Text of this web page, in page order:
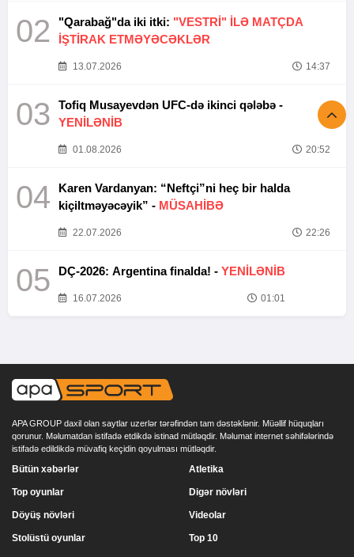
02 "Qarabağ"da iki itki: "VESTRİ" İLƏ MATÇDA
İŞTİRAK ETMƏYƏCƏKLƏR
13.07.2026 14:37
03
Tofiq Musayevdən UFC-də ikinci qələbə -
YENİLƏNİB
01.08.2026 20:52
04
Karen Vardanyan: “Neftçi”ni heç bir halda
kiçiltməyəcəyik” - MÜSAHİBƏ
22.07.2026 22:26
05 DÇ-2026: Argentina finalda! - YENİLƏNİB
16.07.2026 01:01
APA GROUP daxil olan saytlar uzerlər tərəfindən tam dəstəklənir. Müəllif hüquqları
qorunur. Məlumatdan istifadə etdikdə istinad mütləqdir. Məlumat internet səhifələrində
istifadə edildikdə müvafiq keçidin qoyulması mütləqdir.
Bütün xəbərlər
Top oyunlar
Döyüş növləri
Stolüstü oyunlar
Atletika
Digər növləri
Videolar
Top 10